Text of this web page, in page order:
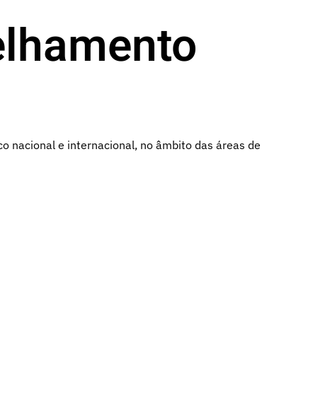
nacional e internacional, no âmbito das áreas de